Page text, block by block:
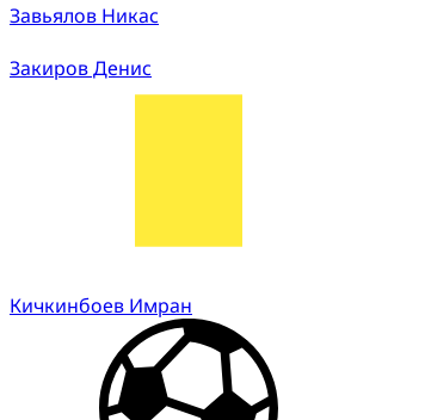
Завьялов Никас
Закиров Денис
Кичкинбоев Имран